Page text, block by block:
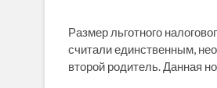
Размер льготного
считали единственным,
второй родитель. Данная